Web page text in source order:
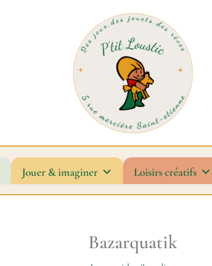
Jouer & imaginer Loisirs créatifs
Bazarquatik